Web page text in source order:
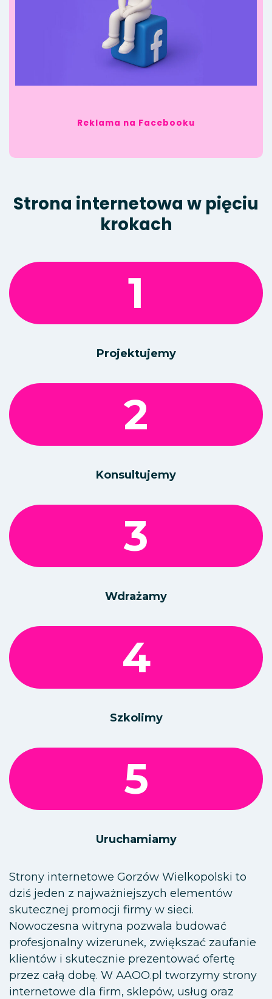
Reklama na Facebooku
Strona internetowa w pięciu
krokach
1
Projektujemy
2
Konsultujemy
3
Wdrażamy
4
Szkolimy
5
Uruchamiamy
Strony internetowe Gorzów Wielkopolski to
dziś jeden z najważniejszych elementów
skutecznej promocji firmy w sieci.
Nowoczesna witryna pozwala budować
profesjonalny wizerunek, zwiększać zaufanie
klientów i skutecznie prezentować ofertę
przez całą dobę. W AAOO.pl tworzymy strony
internetowe dla firm, sklepów, usług oraz